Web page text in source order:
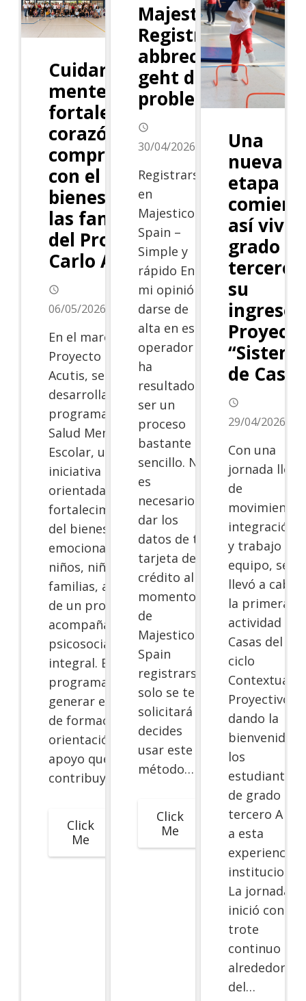
Cuidar la
mente,
fortalecer el
corazón: un
compromiso
con el
bienestar de
las familias
del Proyecto
Carlo Acutis
access_time
06/05/2026
En el marco del
Proyecto Carlo
Acutis, se
desarrolla el
programa de
Salud Mental
Escolar, una
iniciativa
orientada al
fortalecimiento
del bienestar
emocional de
niños, niñas y sus
familias, a través
de un proceso de
acompañamiento
psicosocial
integral. Este
programa busca
generar espacios
de formación,
orientación y
apoyo que
contribuyan…
Click
Me
Majestico
Registrierung
abbrechen –
geht das
problemlos?
access_time
30/04/2026
Registrarse
en
Majestico
Spain –
Simple y
rápido En
mi opinión,
darse de
alta en este
operador
ha
resultado
ser un
proceso
bastante
sencillo. No
es
necesario
dar los
datos de tu
tarjeta de
crédito al
momento
de
Majestico
Spain
registrarse,
solo se te
solicitará si
decides
usar este
método…
Click
Me
Una
nueva
etapa
así vivió
grado
tercero
su
ingreso
Proyecto
de
access_time
29/04/2026
Con una
jornada llena
de
movimiento,
integración
y trabajo en
equipo, se
llevó a cabo
la primera
actividad de
Casas del
ciclo
Contextual y
Proyectivo,
dando la
bienvenida a
los
estudiantes
de grado
tercero A y B
a esta
experiencia
institucional.
La jornada
inició con un
trote
continuo
alrededor
del…